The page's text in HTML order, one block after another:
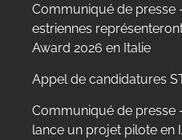
Communiqué de presse
estriennes
Award 2026 en Italie
Appel de candidatures
Communiqué de presse
lance un projet pilote en